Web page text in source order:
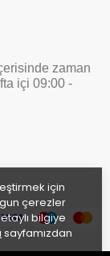
için
çerezler
bilgiye
sayfamızdan
zaman
içi 09:00 -